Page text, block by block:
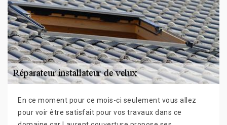
En ce moment pour ce mois-ci seulement vous allez
pour voir être satisfait pour vos travaux dans ce